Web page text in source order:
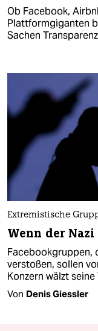
Ob Facebook,
Plattformgiganten
Sachen
Extremistische
Wenn der
Facebookgruppen,
verstoßen, sollen
Konzern wälzt
Von Denis Giessler